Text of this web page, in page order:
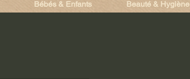
Bébés & Enfants Beauté & Hygiène